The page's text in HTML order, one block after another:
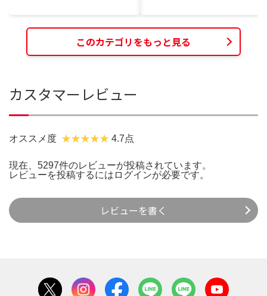
このカテゴリをもっと見る
カスタマーレビュー
オススメ度 4.7点
現在、5297件のレビューが投稿されています。
レビューを投稿するには ログインが必要です。
レビューを書く